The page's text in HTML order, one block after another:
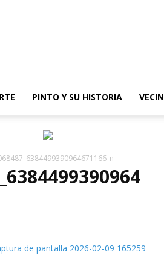
PINTO Y SU HISTORIA